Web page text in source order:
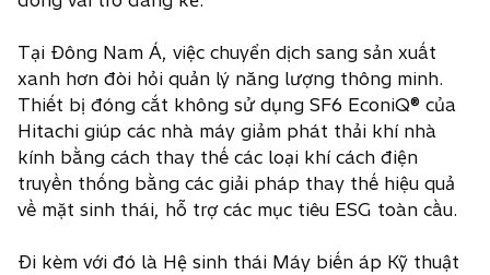
Tại Đông Nam Á, việc chuyển dịch sang sản xuất
xanh hơn đòi hỏi quản lý năng lượng thông minh.
Thiết bị đóng cắt không sử dụng SF6 EconiQ® của
Hitachi giúp các nhà máy giảm phát thải khí nhà
kính bằng cách thay thế các loại khí cách điện
truyền thống bằng các giải pháp thay thế hiệu quả
về mặt sinh thái, hỗ trợ các mục tiêu ESG toàn cầu.
Đi kèm với đó là Hệ sinh thái Máy biến áp Kỹ thuật